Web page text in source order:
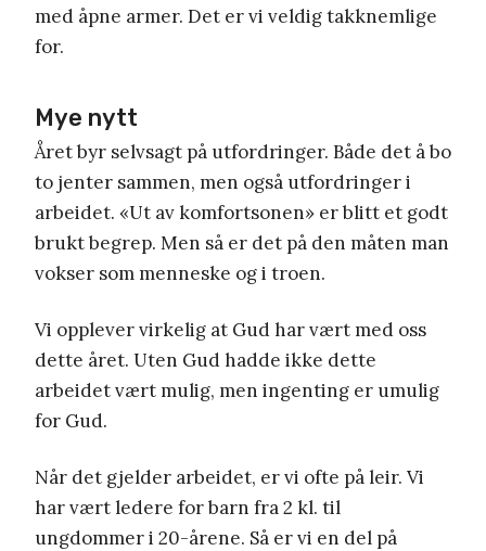
med åpne armer. Det er vi veldig takknemlige
for.
Mye nytt
Året byr selvsagt på utfordringer. Både det å bo
to jenter sammen, men også utfordringer i
arbeidet. «Ut av komfortsonen» er blitt et godt
brukt begrep. Men så er det på den måten man
vokser som menneske og i troen.
Vi opplever virkelig at Gud har vært med oss
dette året. Uten Gud hadde ikke dette
arbeidet vært mulig, men ingenting er umulig
for Gud.
Når det gjelder arbeidet, er vi ofte på leir. Vi
har vært ledere for barn fra 2 kl. til
ungdommer i 20-årene. Så er vi en del på